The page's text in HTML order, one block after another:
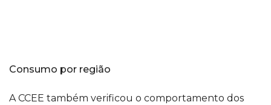
Consumo por região
A CCEE também verificou o comportamento dos